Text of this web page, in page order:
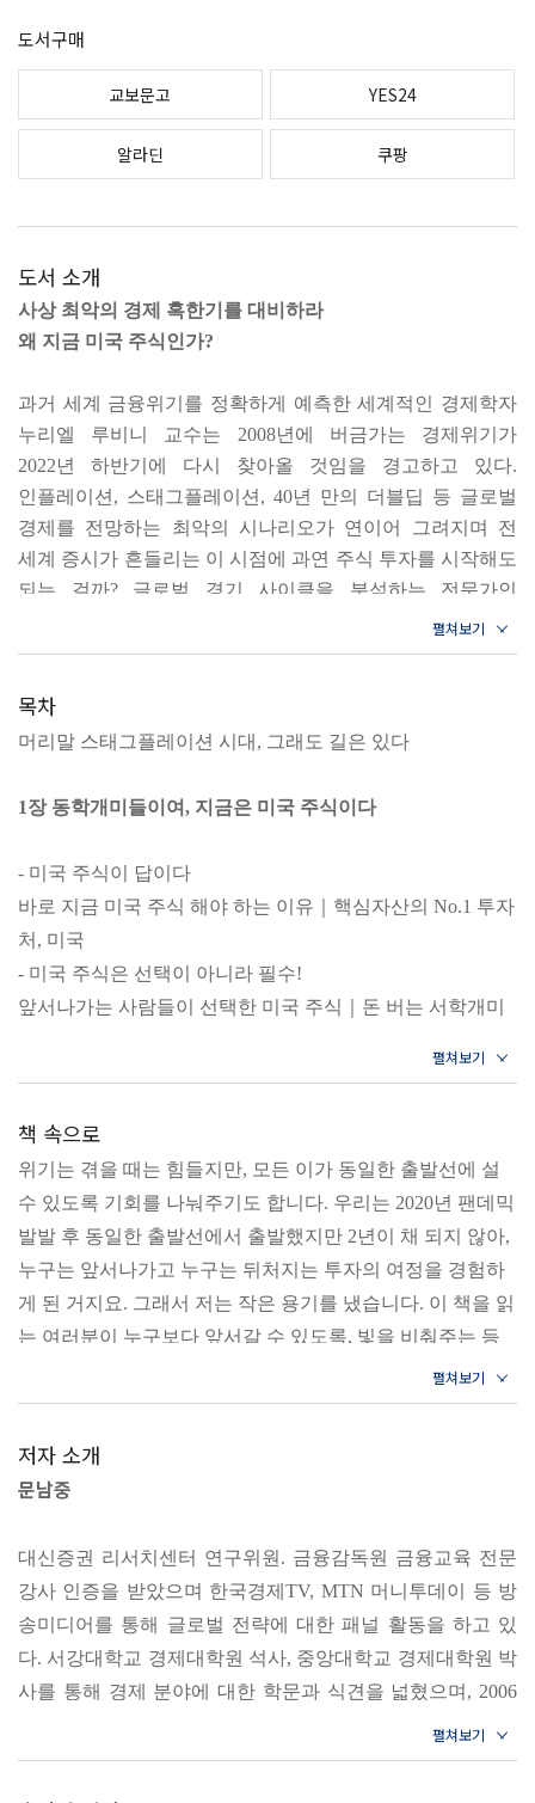
도서구매
교보문고 YES24
알라딘 쿠팡
도서 소개
사상 최악의 경제 혹한기를 대비하라
왜 지금 미국 주식인가?
과거 세계 금융위기를 정확하게 예측한 세계적인 경제학자
누리엘 루비니 교수는 2008년에 버금가는 경제위기가
2022년 하반기에 다시 찾아올 것임을 경고하고 있다.
인플레이션, 스태그플레이션, 40년 만의 더블딥 등 글로벌
경제를 전망하는 최악의 시나리오가 연이어 그려지며 전
세계 증시가 흔들리는 이 시점에 과연 주식 투자를 시작해도
되는 걸까? 글로벌 경기 사이클을 분석하는 전문가인
문남중 저자는 바로 지금이 미국 주식에 투자해야 할
타이밍이라고 말한다.
전 세계 경제 규모 1위이자 시가총액 1위 국가, 미국 주식에
투자해야 하는 이유는 확실하다. 오르락내리락 불경기에서
생산성을 높이는 꾸준한 R&D, 낮은 고령화 속도에서
일자리 창출과 소비 확대의 기반이 되는 리쇼어링이
미국이라는 국가의 장기적 성장을 뒷받침한다.
또한 메타 플랫폼스가 이끄는 ‘메타버스’, 테슬라의
‘우주항공’, 텔라닥 헬스의 ‘디지털 헬스케어’까지… 미래
경제 성장의 중심 산업은 모두 미국 기업이 선도한다. 지금
당장 수익이 되지 않더라도 지속적인 투자를 이어갈 수 있는
된다. 과거의 세계 경제위기마다 빠르게 회복하고 꾸준히
성장한 경험치가 쌓인 나라, 오늘날 세계 경제를 견인하는
유일한 국가, 미국 주식을 시작해야 하는 이유다.
10년 뒤 무조건 오르는 종목이 보인다
‘미국 주식 투자의 정석’으로 공부하라
전 세계 주식시장이 공포로 만연하지만, 지금이야말로
투자하기 전 꼭 알아야 할 것들이 모두 담겨 있다. 먼저 이
책에 담긴 분야별 1등 블루칩 기업, 모두가 아는 1등 종목
기업들의 주가 흐름부터 실적 현황, 앞으로의 전망을 토대로
한 투자 포인트에 주목해보자. 내 돈을 지키는 든든한
가치주부터 멀리 보면 큰 수익을 낼 수 있는 성장주까지…
각자의 성향에 맞는 투자 종목을 배울 수 있다. 개별 종목
목차
머리말 스태그플레이션 시대, 그래도 길은 있다
1장 동학개미들이여, 지금은 미국 주식이다
- 미국 주식이 답이다
바로 지금 미국 주식 해야 하는 이유｜핵심자산의 No.1 투자
처, 미국
- 미국 주식은 선택이 아니라 필수!
앞서나가는 사람들이 선택한 미국 주식｜돈 버는 서학개미
- 미국 주식의 개념 이해하기
미국 주식시장의 특징과 구성｜미국 주식의 역사 속으로
- 미국 주식 사용설명서
미국 주식 투자를 위한 필수 상식｜미국 주식 세금은 어떻게
다를까?
[부록] 미국 주식 세금 정리
3장 투자하고 싶은 미국 주식 고르기
- 투자 종목 찾기 전 이것부터 체크하자
미국 투자 정보, 어디서 찾을까?｜PER, ROE가 뭐지? 기업
[부록] 기타 유용한 사이트
- 투자할 주식의 수익 목표 정하기
밸류에이션의 필요성｜적정가치 구하기
- 미국 주식 블루칩 찾기
블루칩이란?｜미국 1등 기업, 무엇이 있을까?
책 속으로
위기는 겪을 때는 힘들지만, 모든 이가 동일한 출발선에 설
수 있도록 기회를 나눠주기도 합니다. 우리는 2020년 팬데믹
발발 후 동일한 출발선에서 출발했지만 2년이 채 되지 않아,
누구는 앞서나가고 누구는 뒤처지는 투자의 여정을 경험하
게 된 거지요. 그래서 저는 작은 용기를 냈습니다. 이 책을 읽
는 여러분이 누구보다 앞서갈 수 있도록, 빛을 비춰주는 등
---「머리말 스태그플레이션 시대, 그래도 길은 있다」중에
이제는 미국 주식을 안 하는 것이 더 위험한 세상이 되었습
벌어들이는 기회가 많고, 벌어들이는 수익이 많은 만큼 실적
을 추종하는 주가라는 유기체의 특성상 주가가 계속 올라갈
가능성이 크기 때문이지요.
---「1장 동학개미들이여, 지금은 미국 주식이다」중에서
세계 경제는 제조 중심의 전통 경제에서 인터넷 서비스 중심
저자 소개
문남중
대신증권 리서치센터 연구위원. 금융감독원 금융교육 전문
강사 인증을 받았으며 한국경제TV, MTN 머니투데이 등 방
송미디어를 통해 글로벌 전략에 대한 패널 활동을 하고 있
다. 서강대학교 경제대학원 석사, 중앙대학교 경제대학원 박
사를 통해 경제 분야에 대한 학문과 식견을 넓혔으며, 2006
년 대신증권에 입사해 대신경제연구소를 거치며 금융 분야
의 전문성을 키워왔다. 불모지나 다름없던 국내 ETF 시장에